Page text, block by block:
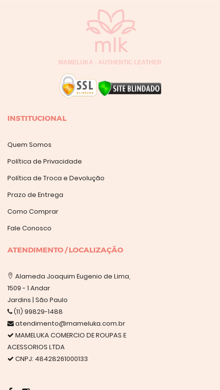
MAMELUKA - AUTHENTIC LEATHER
INSTITUCIONAL
Quem Somos
Política de Privacidade
Política de Troca e Devolução
Prazo de Entrega
Como Comprar
Fale Conosco
ATENDIMENTO / LOCALIZAÇÃO
Alameda Joaquim Eugenio de Lima,
1509 - 1 Andar
Jardins | São Paulo
(11) 99829-1488
atendimento@mameluka.com.br
MAMELUKA COMERCIO DE ROUPAS E
ACESSORIOS LTDA
CNPJ: 48428261000133